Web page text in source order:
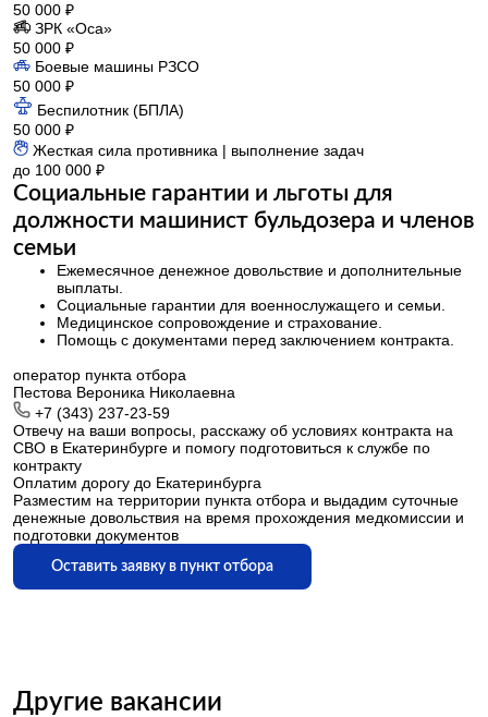
50 000 ₽
ЗРК «Оса»
50 000 ₽
Боевые машины РЗСО
50 000 ₽
Беспилотник (БПЛА)
50 000 ₽
Жесткая сила противника | выполнение задач
до 100 000 ₽
Социальные гарантии и льготы для
должности машинист бульдозера и членов
семьи
Ежемесячное денежное довольствие и дополнительные
выплаты.
Социальные гарантии для военнослужащего и семьи.
Медицинское сопровождение и страхование.
Помощь с документами перед заключением контракта.
оператор пункта отбора
Пестова Вероника Николаевна
+7 (343) 237-23-59
Отвечу на ваши вопросы, расскажу об условиях контракта на
СВО в Екатеринбурге и помогу подготовиться к службе по
контракту
Оплатим дорогу до Екатеринбурга
Разместим на территории пункта отбора и выдадим суточные
денежные довольствия на время прохождения медкомиссии и
подготовки документов
Оставить заявку в пункт отбора
Другие вакансии